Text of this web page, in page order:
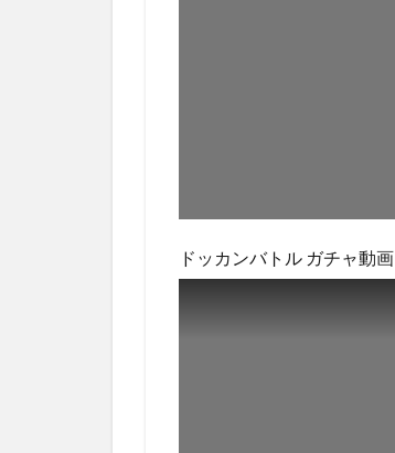
ドッカンバトル ガチャ動画